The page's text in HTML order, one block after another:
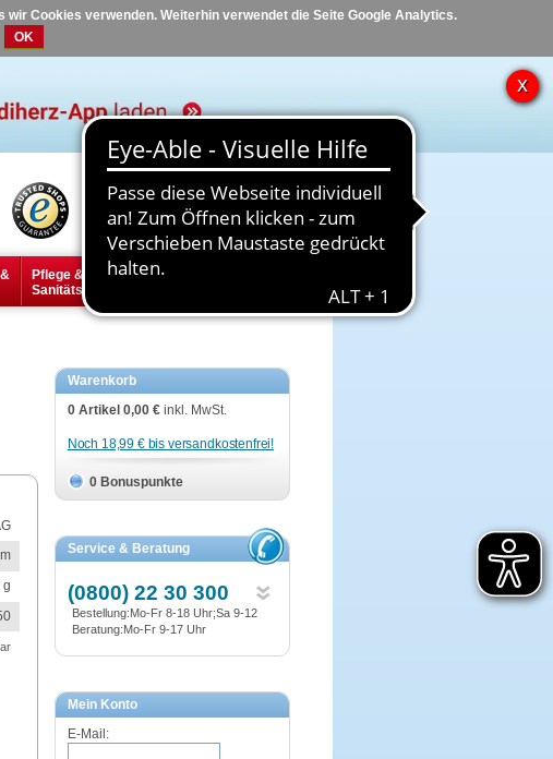
Cookies verwenden. Weiterhin verwendet die Seite Google Analytics.
OK
Hilfe Kontakt
Pflege &
Sanitätsbedarf
Diabetes
g
Warenkorb
0 Artikel 0,00 € inkl. MwSt.
Noch 18,99 € bis versandkostenfrei!
0 Bonuspunkte
Service & Beratung
(0800) 22 30 300
Bestellung:Mo-Fr 8-18 Uhr;Sa 9-12
Beratung:Mo-Fr 9-17 Uhr
Mein Konto
E-Mail: